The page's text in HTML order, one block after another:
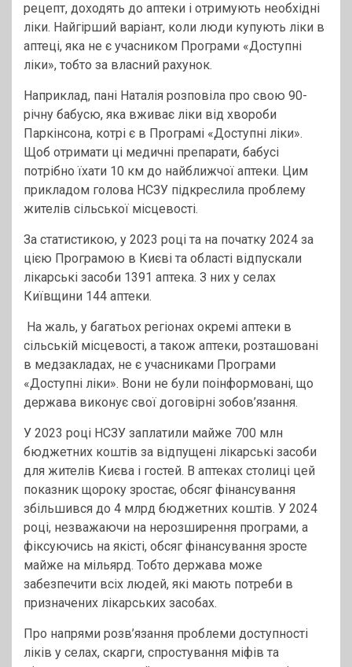
рецепт, доходять до аптеки і отримують необхідні
ліки. Найгірший варіант, коли люди купують ліки в
аптеці, яка не є учасником Програми «Доступні
ліки», тобто за власний рахунок.
Наприклад, пані Наталія розповіла про свою 90-
річну бабусю, яка вживає ліки від хвороби
Паркінсона, котрі є в Програмі «Доступні ліки».
Щоб отримати ці медичні препарати, бабусі
потрібно їхати 10 км до найближчої аптеки. Цим
прикладом голова НСЗУ підкреслила проблему
жителів сільської місцевості.
За статистикою, у 2023 році та на початку 2024 за
цією Програмою в Києві та області відпускали
лікарські засоби 1391 аптека. З них у селах
Київщини 144 аптеки.
На жаль, у багатьох регіонах окремі аптеки в
сільській місцевості, а також аптеки, розташовані
в медзакладах, не є учасниками Програми
«Доступні ліки». Вони не були поінформовані, що
держава виконує свої договірні зобов’язання.
У 2023 році НСЗУ заплатили майже 700 млн
бюджетних коштів за відпущені лікарські засоби
для жителів Києва і гостей. В аптеках столиці цей
показник щороку зростає, обсяг фінансування
збільшився до 4 млрд бюджетних коштів. У 2024
році, незважаючи на нерозширення програми, а
фіксуючись на якісті, обсяг фінансування зросте
майже на мільярд. Тобто держава може
забезпечити всіх людей, які мають потреби в
призначених лікарських засобах.
Про напрями розв’язання проблеми доступності
ліків у селах, скарги, спростування міфів та